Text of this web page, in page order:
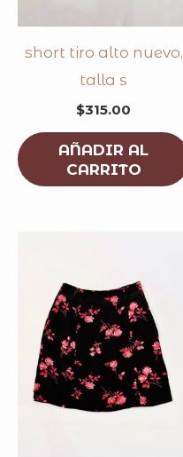
short tiro alto nuevo,
talla s
$315.00
AÑADIR AL
CARRITO